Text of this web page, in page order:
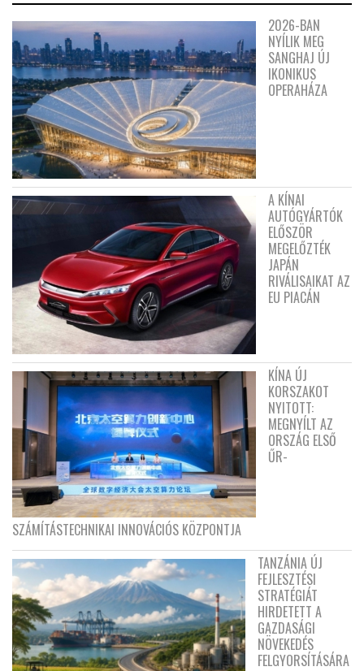
2026-BAN
NYÍLIK MEG
SANGHAJ ÚJ
IKONIKUS
OPERAHÁZA
A KÍNAI
AUTÓGYÁRTÓK
ELŐSZÖR
MEGELŐZTÉK
JAPÁN
RIVÁLISAIKAT AZ
EU PIACÁN
KÍNA ÚJ
KORSZAKOT
NYITOTT:
MEGNYÍLT AZ
ORSZÁG ELSŐ
ŰR-
SZÁMÍTÁSTECHNIKAI INNOVÁCIÓS KÖZPONTJA
TANZÁNIA ÚJ
FEJLESZTÉSI
STRATÉGIÁT
HIRDETETT A
GAZDASÁGI
NÖVEKEDÉS
FELGYORSÍTÁSÁRA